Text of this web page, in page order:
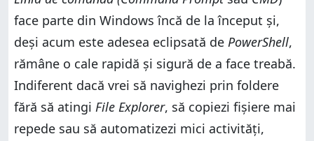
face parte din Windows încă de la început și,
deși acum este adesea eclipsată de PowerShell,
rămâne o cale rapidă și sigură de a face treabă.
Indiferent dacă vrei să navighezi prin foldere
fără să atingi File Explorer, să copiezi fișiere mai
repede sau să automatizezi mici activități,